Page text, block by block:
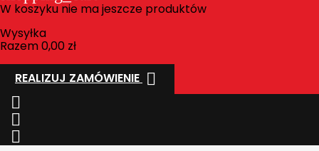
W koszyku nie ma jeszcze produktów
Wysyłka
Razem0,00 zł
REALIZUJ ZAMÓWIENIE 


